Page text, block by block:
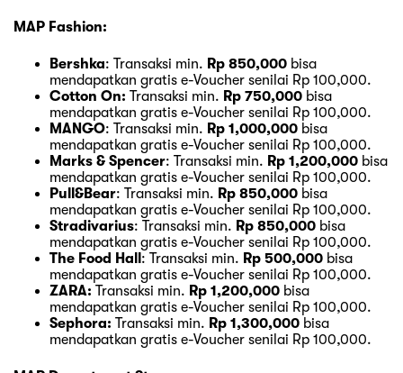
MAP Fashion:
Bershka: Transaksi min. Rp 850,000 bisa
mendapatkan gratis e-Voucher senilai Rp 100,000.
Cotton On: Transaksi min. Rp 750,000 bisa
mendapatkan gratis e-Voucher senilai Rp 100,000.
MANGO: Transaksi min. Rp 1,000,000 bisa
mendapatkan gratis e-Voucher senilai Rp 100,000.
Marks & Spencer: Transaksi min. Rp 1,200,000 bisa
mendapatkan gratis e-Voucher senilai Rp 100,000.
Pull&Bear: Transaksi min. Rp 850,000 bisa
mendapatkan gratis e-Voucher senilai Rp 100,000.
Stradivarius: Transaksi min. Rp 850,000 bisa
mendapatkan gratis e-Voucher senilai Rp 100,000.
The Food Hall : Transaksi min. Rp 500,000 bisa
mendapatkan gratis e-Voucher senilai Rp 100,000.
ZARA: Transaksi min. Rp 1,200,000 bisa
mendapatkan gratis e-Voucher senilai Rp 100,000.
Sephora: Transaksi min. Rp 1,300,000 bisa
mendapatkan gratis e-Voucher senilai Rp 100,000.